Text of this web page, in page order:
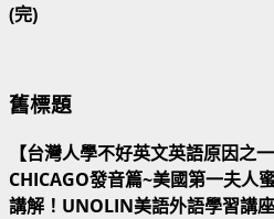
(完)
舊標題
【台灣人學不好英文英語原因之
CHICAGO發音篇~美國第一夫人
講解！UNOLIN美語外語學習講座